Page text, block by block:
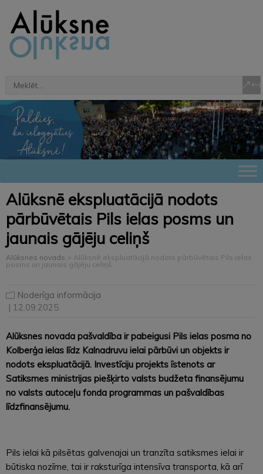
Alūksnē ekspluatācijā nodots
pārbūvētais Pils ielas posms un
jaunais gājēju celiņš
Alūksnes novads > Alūksnē ekspluatācijā nodots pārbūvētais Pils ielas
posms un jaunais gājēju celiņš
Noderīga informācija
| 12.09.2025
Alūksnes novada pašvaldība ir pabeigusi Pils ielas posma no
Kolberģa ielas līdz Kalnadruvu ielai pārbūvi un objekts ir
nodots ekspluatācijā. Investīciju projekts īstenots ar
Satiksmes ministrijas piešķirto valsts budžeta finansējumu
no valsts autoceļu fonda programmas un pašvaldības
līdzfinansējumu.
Pils ielai kā pilsētas galvenajai un tranzīta satiksmes ielai ir
būtiska nozīme, tai ir raksturīga intensīva transporta, kā arī